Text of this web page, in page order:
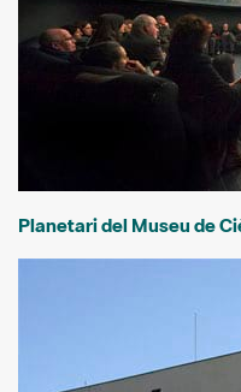
Planetari del Museu de